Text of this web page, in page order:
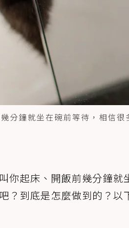
分鐘就坐在碗前等待，相信
你起床、開飯前幾分鐘
？到底是怎麼做到的？以